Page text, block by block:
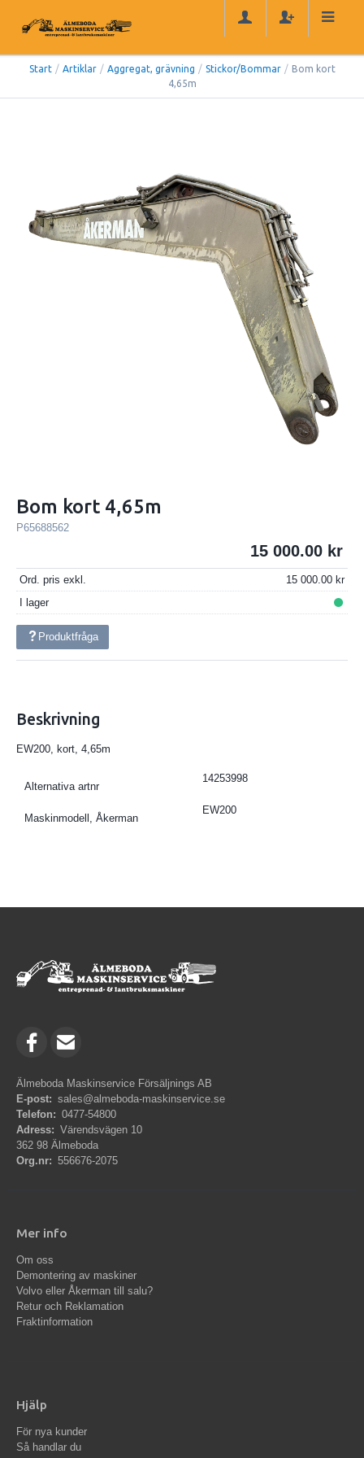
Start / Artiklar / Aggregat, grävning / Stickor/Bommar / Bom kort
4,65m
Bom kort 4,65m
P65688562
15 000.00
Ord. pris exkl.
15 000.00
I lager
Produktfråga
Beskrivning
EW200, kort, 4,65m
Alternativa artnr
14253998
Maskinmodell, Åkerman
EW200
Älmeboda Maskinservice Försäljnings AB
E-post: sales@almeboda-maskinservice.se
Telefon: 0477-54800
Adress: Värendsvägen 10
362 98 Älmeboda
Org.nr: 556676-2075
Mer info
Om oss
Demontering av maskiner
Volvo eller Åkerman till salu?
Retur och Reklamation
Fraktinformation
Hjälp
För nya kunder
Så handlar du